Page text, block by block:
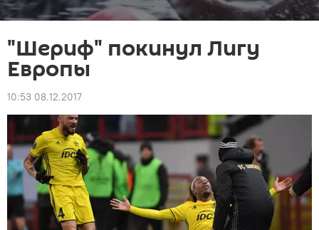
"Шериф" покинул Лигу
Европы
10:53 08.12.2017